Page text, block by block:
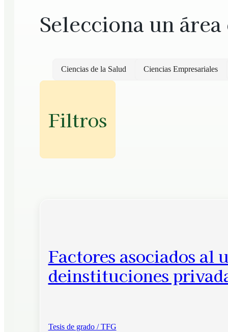
Selecciona un
Ciencias de la Salud Ciencias Empresariales
Filtros
Factores asociados
deinstituciones
Tesis de grado / TFG